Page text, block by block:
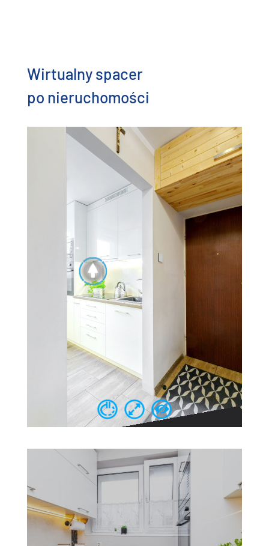
Wirtualny spacer
po nieruchomości